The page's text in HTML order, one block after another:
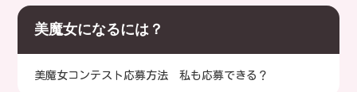
美魔女になるには？
美魔女コンテスト応募方法 私も応募できる？